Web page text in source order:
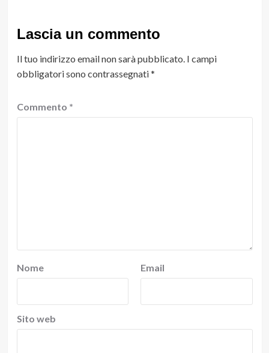
Lascia un commento
Il tuo indirizzo email non sarà pubblicato. I campi
obbligatori sono contrassegnati*
Commento *
Nome Email
Sito web